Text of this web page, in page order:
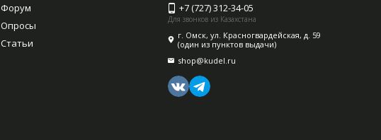
Форум
Опросы
Статьи
+7 (727) 312-34-05
Для звонков из Казахстана
г. Омск, ул. Красногвардейская, д. 59
(один из пунктов выдачи)
shop@kudel.ru